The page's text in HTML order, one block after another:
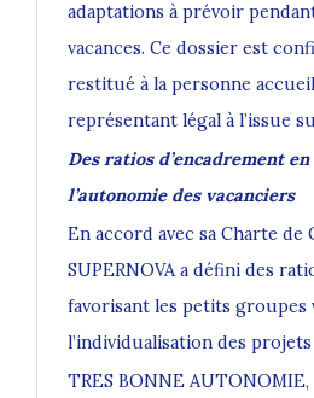
adaptations à prévoir
vacances. Ce dossier est
restitué à la personne
représentant légal à l’issue
Des ratios d’encadrement
l’autonomie des vacanciers
En accord avec sa Charte de
SUPERNOVA a défini des
favorisant les petits groupes
l’individualisation des projets
TRES BONNE AUTONOMIE,